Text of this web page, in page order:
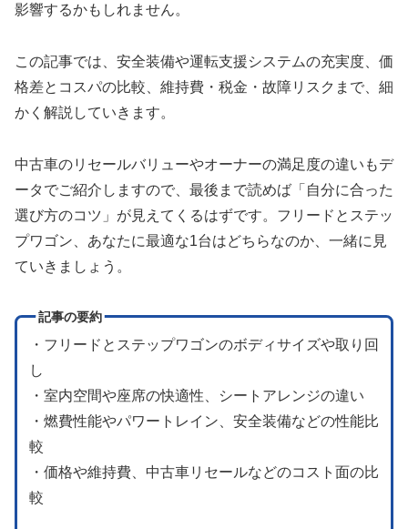
影響するかもしれません。
この記事では、安全装備や運転支援システムの充実度、価
格差とコスパの比較、維持費・税金・故障リスクまで、細
かく解説していきます。
中古車のリセールバリューやオーナーの満足度の違いもデ
ータでご紹介しますので、最後まで読めば「自分に合った
選び方のコツ」が見えてくるはずです。フリードとステッ
プワゴン、あなたに最適な1台はどちらなのか、一緒に見
ていきましょう。
記事の要約
・フリードとステップワゴンのボディサイズや取り回
し
・室内空間や座席の快適性、シートアレンジの違い
・燃費性能やパワートレイン、安全装備などの性能比
較
・価格や維持費、中古車リセールなどのコスト面の比
較